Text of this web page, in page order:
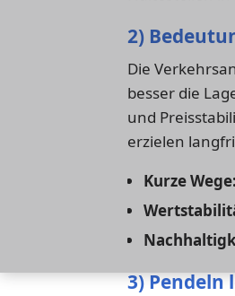
2)
Die
besser die
und
erzielen
Kurze Wege:
3) Pendeln